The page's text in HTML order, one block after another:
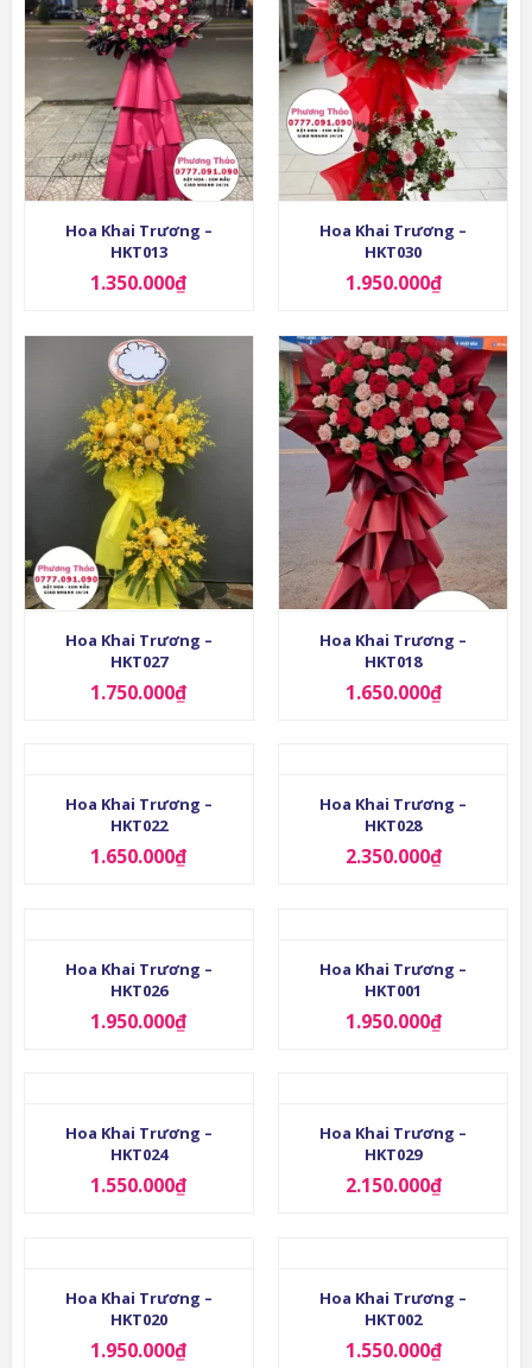
Hoa Khai Trương –
HKT013
1.350.000₫
Hoa Khai Trương –
HKT030
1.950.000₫
Hoa Khai Trương –
HKT027
1.750.000₫
Hoa Khai Trương –
HKT018
1.650.000₫
Hoa Khai Trương –
HKT022
1.650.000₫
Hoa Khai Trương –
HKT028
2.350.000₫
Hoa Khai Trương –
HKT026
1.950.000₫
Hoa Khai Trương –
HKT001
1.950.000₫
Hoa Khai Trương –
HKT024
1.550.000₫
Hoa Khai Trương –
HKT029
2.150.000₫
Hoa Khai Trương –
HKT020
1.950.000₫
Hoa Khai Trương –
HKT002
1.550.000₫